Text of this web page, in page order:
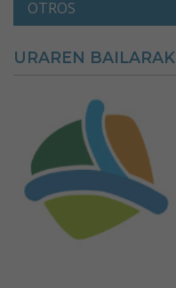
OTROS
URAREN BAILARAK